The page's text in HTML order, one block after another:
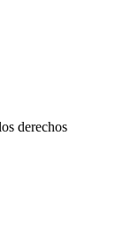
derechos